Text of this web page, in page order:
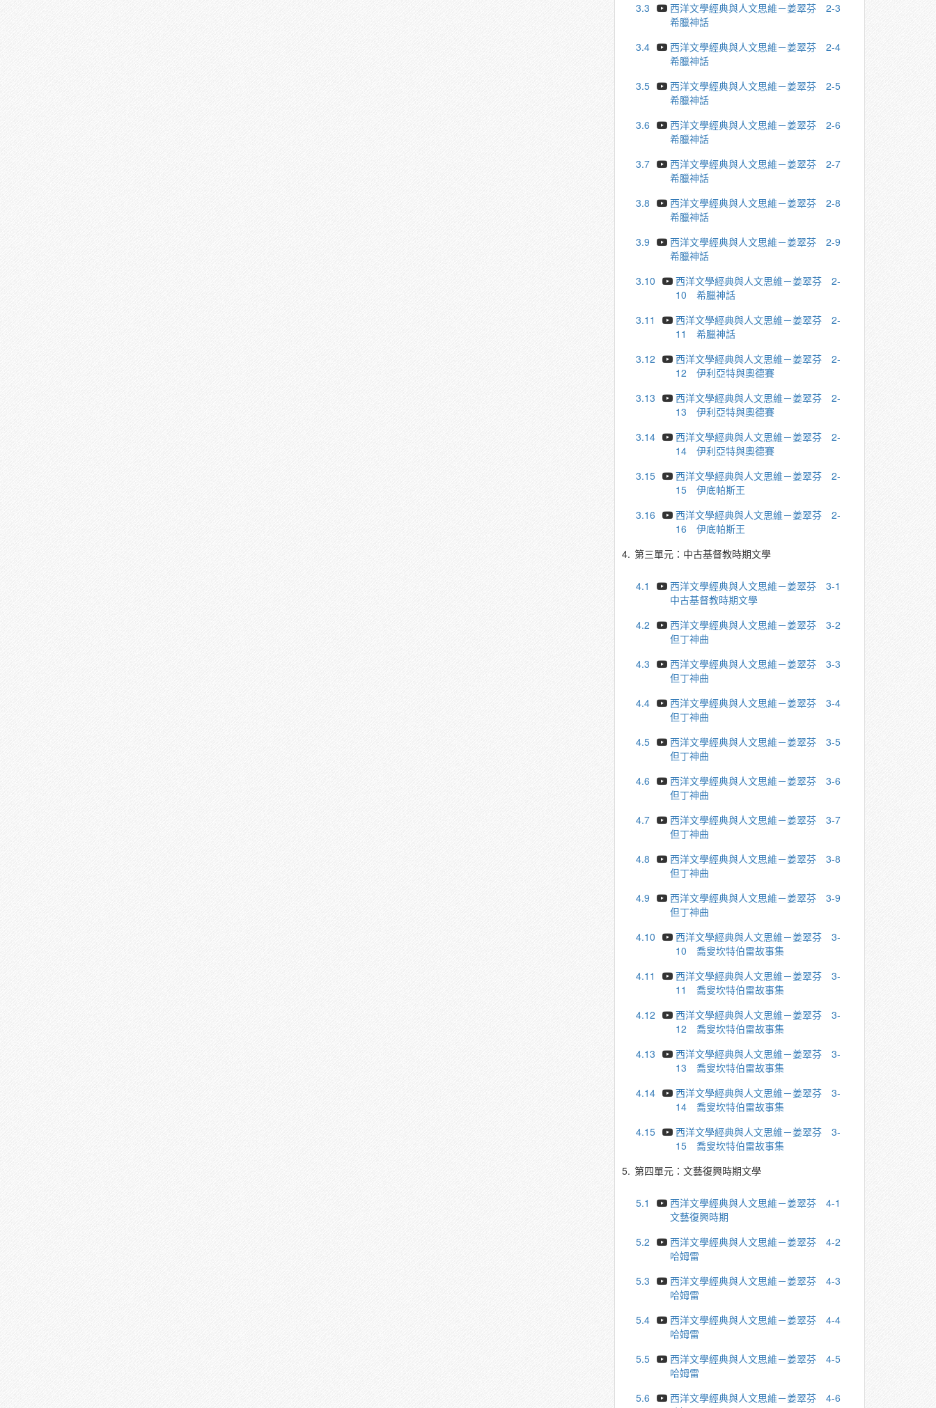
3.3
西洋文學經典與人文思維－姜翠芬 2-3
希臘神話
3.4
西洋文學經典與人文思維－姜翠芬 2-4
希臘神話
3.5
西洋文學經典與人文思維－姜翠芬 2-5
希臘神話
3.6
西洋文學經典與人文思維－姜翠芬 2-6
希臘神話
3.7
西洋文學經典與人文思維－姜翠芬 2-7
希臘神話
3.8
西洋文學經典與人文思維－姜翠芬 2-8
希臘神話
3.9
西洋文學經典與人文思維－姜翠芬 2-9
希臘神話
3.10
西洋文學經典與人文思維－姜翠芬 2-
10 希臘神話
3.11
西洋文學經典與人文思維－姜翠芬 2-
11 希臘神話
3.12
西洋文學經典與人文思維－姜翠芬 2-
12 伊利亞特與奧德賽
3.13
西洋文學經典與人文思維－姜翠芬 2-
13 伊利亞特與奧德賽
3.14
西洋文學經典與人文思維－姜翠芬 2-
14 伊利亞特與奧德賽
3.15
西洋文學經典與人文思維－姜翠芬 2-
15 伊底帕斯王
3.16
西洋文學經典與人文思維－姜翠芬 2-
16 伊底帕斯王
4. 第三單元：中古基督教時期文學
4.1
西洋文學經典與人文思維－姜翠芬 3-1
中古基督教時期文學
4.2
西洋文學經典與人文思維－姜翠芬 3-2
但丁神曲
4.3
西洋文學經典與人文思維－姜翠芬 3-3
但丁神曲
4.4
西洋文學經典與人文思維－姜翠芬 3-4
但丁神曲
4.5
西洋文學經典與人文思維－姜翠芬 3-5
但丁神曲
4.6
西洋文學經典與人文思維－姜翠芬 3-6
但丁神曲
4.7
西洋文學經典與人文思維－姜翠芬 3-7
但丁神曲
4.8
西洋文學經典與人文思維－姜翠芬 3-8
但丁神曲
4.9
西洋文學經典與人文思維－姜翠芬 3-9
但丁神曲
4.10
西洋文學經典與人文思維－姜翠芬 3-
10 喬叟坎特伯雷故事集
4.11
西洋文學經典與人文思維－姜翠芬 3-
11 喬叟坎特伯雷故事集
4.12
西洋文學經典與人文思維－姜翠芬 3-
12 喬叟坎特伯雷故事集
4.13
西洋文學經典與人文思維－姜翠芬 3-
13 喬叟坎特伯雷故事集
4.14
西洋文學經典與人文思維－姜翠芬 3-
14 喬叟坎特伯雷故事集
4.15
西洋文學經典與人文思維－姜翠芬 3-
15 喬叟坎特伯雷故事集
5. 第四單元：文藝復興時期文學
5.1
西洋文學經典與人文思維－姜翠芬 4-1
文藝復興時期
5.2
西洋文學經典與人文思維－姜翠芬 4-2
哈姆雷
5.3
西洋文學經典與人文思維－姜翠芬 4-3
哈姆雷
5.4
西洋文學經典與人文思維－姜翠芬 4-4
哈姆雷
5.5
西洋文學經典與人文思維－姜翠芬 4-5
哈姆雷
5.6
西洋文學經典與人文思維－姜翠芬 4-6